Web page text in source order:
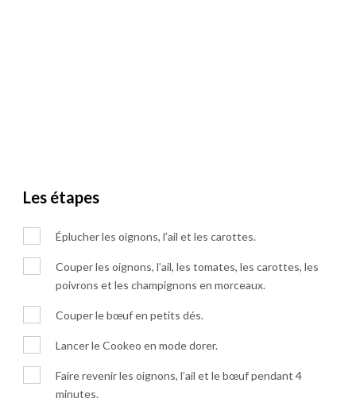
Les étapes
Éplucher les oignons, l’ail et les carottes.
Couper les oignons, l’ail, les tomates, les carottes, les
poivrons et les champignons en morceaux.
Couper le bœuf en petits dés.
Lancer le Cookeo en mode dorer.
Faire revenir les oignons, l’ail et le bœuf pendant 4
minutes.